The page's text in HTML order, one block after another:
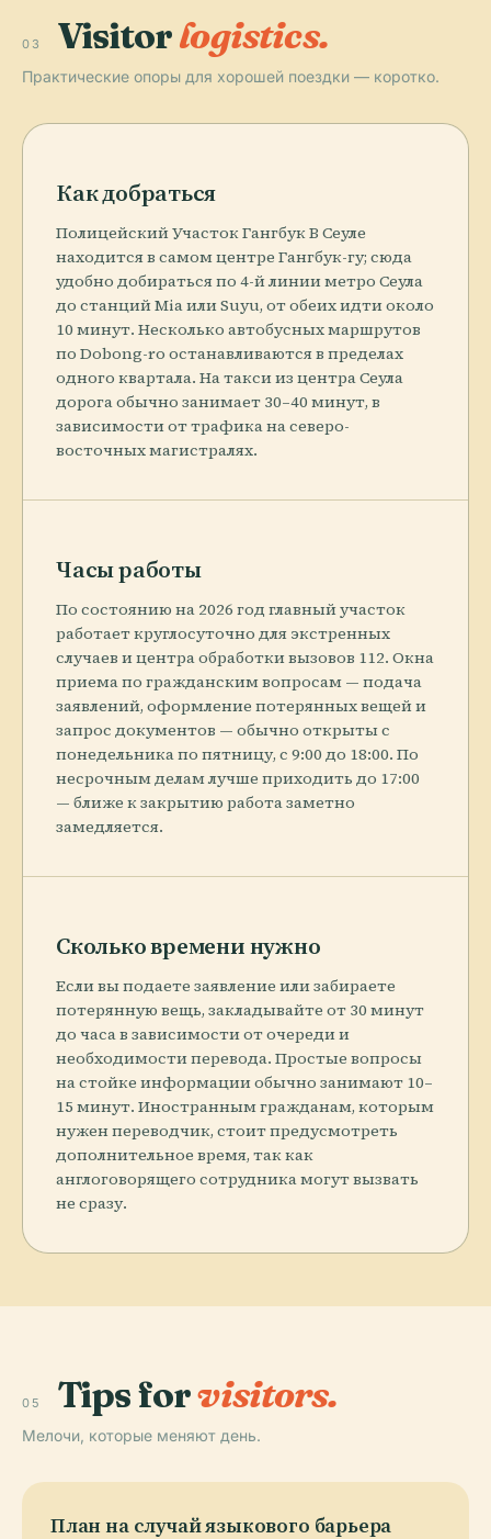
03 Visitorlogistics.
Практические опоры для хорошей поездки — коротко.
Как добраться
Полицейский Участок Гангбук В Сеуле
находится в самом центре Гангбук-гу; сюда
удобно добираться по 4-й линии метро Сеула
до станций Mia или Suyu, от обеих идти около
10 минут. Несколько автобусных маршрутов
по Dobong-ro останавливаются в пределах
одного квартала. На такси из центра Сеула
дорога обычно занимает 30–40 минут, в
зависимости от трафика на северо-
восточных магистралях.
Часы работы
По состоянию на 2026 год главный участок
работает круглосуточно для экстренных
случаев и центра обработки вызовов 112. Окна
приема по гражданским вопросам — подача
заявлений, оформление потерянных вещей и
запрос документов — обычно открыты с
понедельника по пятницу, с 9:00 до 18:00. По
несрочным делам лучше приходить до 17:00
— ближе к закрытию работа заметно
замедляется.
Сколько времени нужно
Если вы подаете заявление или забираете
потерянную вещь, закладывайте от 30 минут
до часа в зависимости от очереди и
необходимости перевода. Простые вопросы
на стойке информации обычно занимают 10–
15 минут. Иностранным гражданам, которым
нужен переводчик, стоит предусмотреть
дополнительное время, так как
англоговорящего сотрудника могут вызвать
не сразу.
05 Tips forvisitors.
Мелочи, которые меняют день.
План на случай языкового барьера